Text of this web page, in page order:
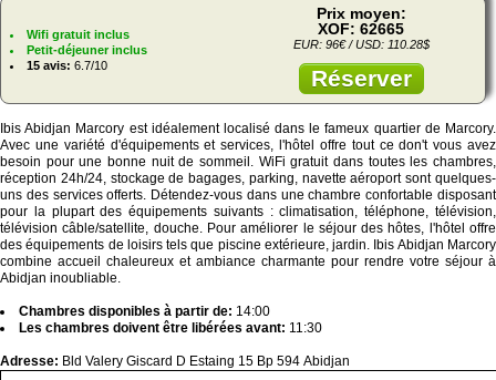
Wifi gratuit inclus
Petit-déjeuner inclus
15 avis: 6.7/10
Prix moyen:
XOF: 62665
EUR: 96€ / USD: 110.28$
Réserver
Ibis Abidjan Marcory est idéalement localisé dans le fameux quartier de Marcory.
Avec une variété d'équipements et services, l'hôtel offre tout ce don't vous avez
besoin pour une bonne nuit de sommeil. WiFi gratuit dans toutes les chambres,
réception 24h/24, stockage de bagages, parking, navette aéroport sont quelques-
uns des services offerts. Détendez-vous dans une chambre confortable disposant
pour la plupart des équipements suivants : climatisation, téléphone, télévision,
télévision câble/satellite, douche. Pour améliorer le séjour des hôtes, l'hôtel offre
des équipements de loisirs tels que piscine extérieure, jardin. Ibis Abidjan Marcory
combine accueil chaleureux et ambiance charmante pour rendre votre séjour à
Abidjan inoubliable.
Chambres disponibles à partir de: 14:00
Les chambres doivent être libérées avant: 11:30
Adresse: Bld Valery Giscard D Estaing 15 Bp 594 Abidjan